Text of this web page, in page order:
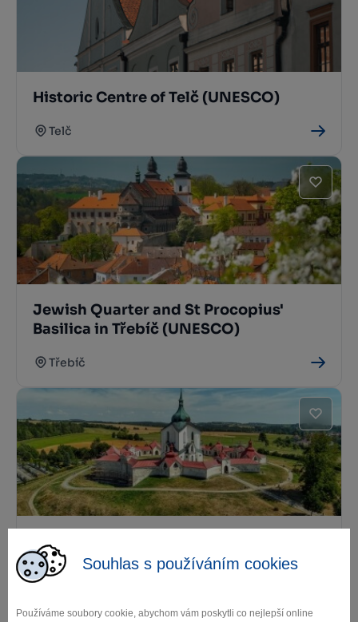
Souhlas s používáním cookies
Používáme soubory cookie, abychom vám poskytli co nejlepší online
Historic Centre of Telč (UNESCO)
Telč
Jewish Quarter and St Procopius'
Basilica in Třebíč (UNESCO)
Třebíč
Pilgrimage Church of St John of
Nepomuk at Zelená Hora (UNESCO)